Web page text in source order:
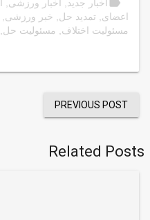
label اخبار جدید اخبار ورزشی
اعضای
تمدید حل خبر ورزشی
مسئولیت اختلاف
مسئولیت حل
PREVIOUS POST
Related Posts